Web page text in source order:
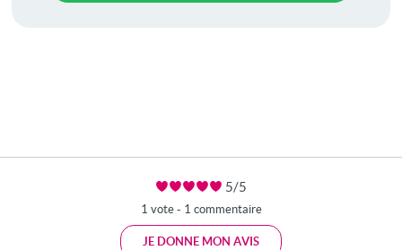
5/5
1 vote - 1 commentaire
JE DONNE MON AVIS